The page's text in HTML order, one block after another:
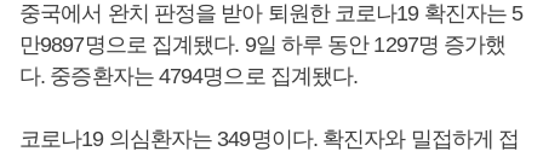
중국에서 완치 판정을 받아 퇴원한 코로나19 확진자는 5
만9897명으로 집계됐다. 9일 하루 동안 1297명 증가했
다. 중증환자는 4794명으로 집계됐다.
코로나19 의심환자는 349명이다. 확진자와 밀접하게 접